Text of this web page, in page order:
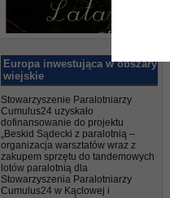
Europa inwestująca w obszary
wiejskie
Stowarzyszenie Paralotniarzy
Cumulus24 uzyskało
dofinansowanie do projektu
„Beskid Sądecki z paralotnią –
organizacja warsztatów wraz z
zakupem sprzętu do tandemowych
lotów paralotnią dla
Stowarzyszenia Paralotniarzy
Cumulus24 w Kąclowej i